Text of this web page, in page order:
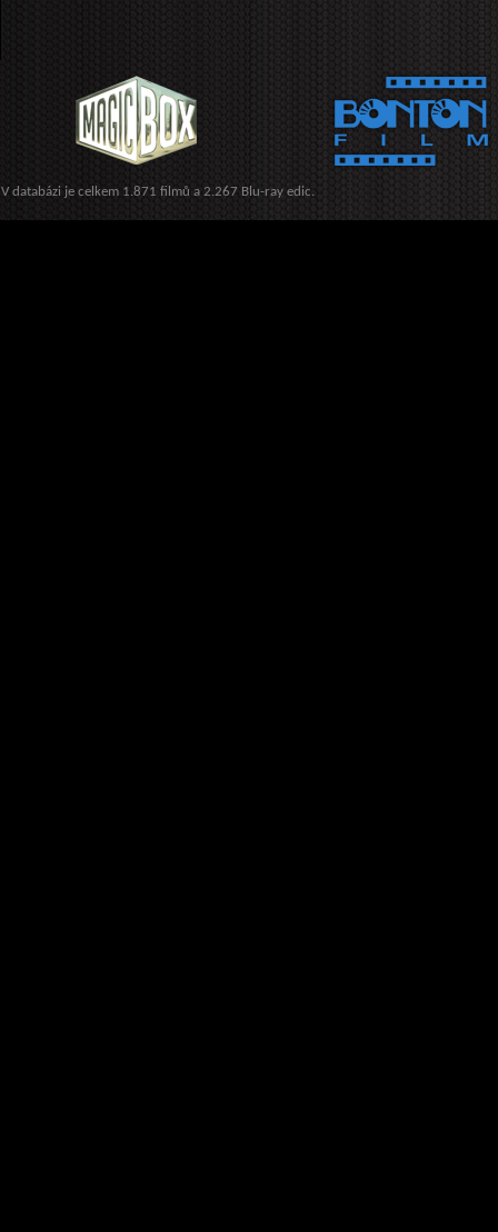
V databázi je celkem 1.871 filmů a 2.267 Blu-ray edic.